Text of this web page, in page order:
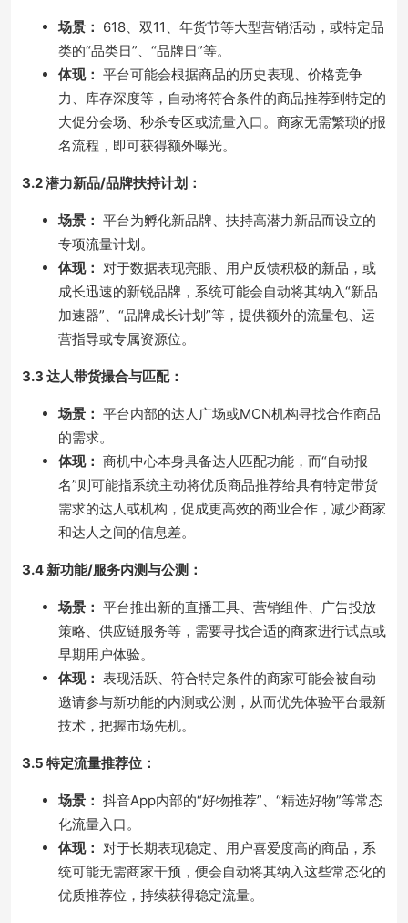
场景： 618、双11、年货节等大型营销活动，或特定品
类的“品类日”、“品牌日”等。
体现： 平台可能会根据商品的历史表现、价格竞争
力、库存深度等，自动将符合条件的商品推荐到特定的
大促分会场、秒杀专区或流量入口。商家无需繁琐的报
名流程，即可获得额外曝光。
3.2 潜力新品/品牌扶持计划：
场景： 平台为孵化新品牌、扶持高潜力新品而设立的
专项流量计划。
体现： 对于数据表现亮眼、用户反馈积极的新品，或
成长迅速的新锐品牌，系统可能会自动将其纳入“新品
加速器”、“品牌成长计划”等，提供额外的流量包、运
营指导或专属资源位。
3.3 达人带货撮合与匹配：
场景： 平台内部的达人广场或MCN机构寻找合作商品
的需求。
体现： 商机中心本身具备达人匹配功能，而“自动报
名”则可能指系统主动将优质商品推荐给具有特定带货
需求的达人或机构，促成更高效的商业合作，减少商家
和达人之间的信息差。
3.4 新功能/服务内测与公测：
场景： 平台推出新的直播工具、营销组件、广告投放
策略、供应链服务等，需要寻找合适的商家进行试点或
早期用户体验。
体现： 表现活跃、符合特定条件的商家可能会被自动
邀请参与新功能的内测或公测，从而优先体验平台最新
技术，把握市场先机。
3.5 特定流量推荐位：
场景： 抖音App内部的“好物推荐”、“精选好物”等常态
化流量入口。
体现： 对于长期表现稳定、用户喜爱度高的商品，系
统可能无需商家干预，便会自动将其纳入这些常态化的
优质推荐位，持续获得稳定流量。